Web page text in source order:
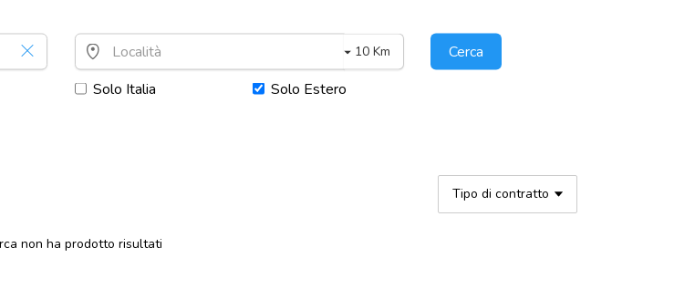
10 Km
Cerca
Solo Italia Solo Estero
Tipo di contratto
non ha prodotto risultati